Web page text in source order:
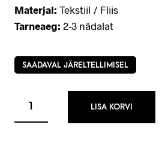
Materjal: Tekstiil / Fliis
Tarneaeg: 2-3 nädalat
SAADAVAL JÄRELTELLIMISEL
LISA KORVI